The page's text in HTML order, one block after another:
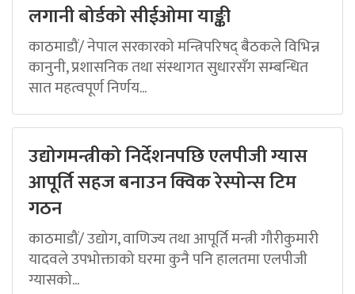
लगानी बोर्डको सीईओमा याङ्की
काठमाडौं/ नेपाल सरकारको मन्त्रिपरिषद् बैठकले विभिन्न
कानुनी, प्रशासनिक तथा संस्थागत सुधारसँग सम्बन्धित
सात महत्वपूर्ण निर्णय...
उद्योगमन्त्रीको निर्देशनपछि एलपीजी ग्यास
आपूर्ति सहज बनाउन क्विक रेस्पोन्स टिम
गठन
काठमाडौं/ उद्योग, वाणिज्य तथा आपूर्ति मन्त्री गौरीकुमारी
यादवले उपभोक्ताको घरमा कुनै पनि हालतमा एलपीजी
ग्यासको...